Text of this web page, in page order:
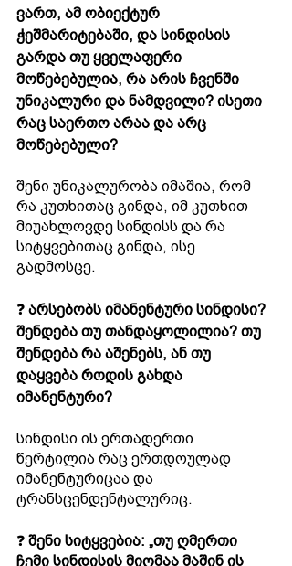
ვართ, ამ ობიექტურ
ჭეშმარიტებაში, და სინდისის
გარდა თუ ყველაფერი
მოწებებულია, რა არის ჩვენში
უნიკალური და ნამდვილი? ისეთი
რაც საერთო არაა და არც
მოწებებული?
შენი უნიკალურობა იმაშია, რომ
რა კუთხითაც გინდა, იმ კუთხით
მიუახლოვდე სინდისს და რა
სიტყვებითაც გინდა, ისე
გადმოსცე.
❓ არსებობს იმანენტური სინდისი?
შენდება თუ თანდაყოლილია? თუ
შენდება რა აშენებს, ან თუ
დაყვება როდის გახდა
იმანენტური?
სინდისი ის ერთადერთი
წერტილია რაც ერთდოულად
იმანენტურიცაა და
ტრანსცენდენტალურიც.
❓ შენი სიტყვებია: „თუ ღმერთი
ჩემი სინდისის მიღმაა მაშინ ის